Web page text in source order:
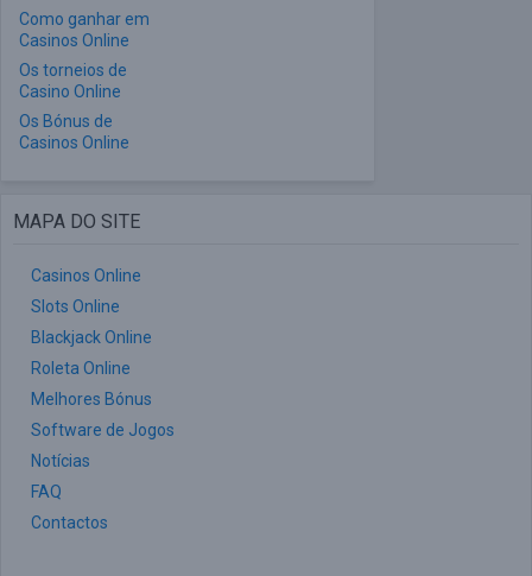
Como ganhar em
Casinos Online
Os torneios de
Casino Online
Os Bónus de
Casinos Online
MAPA DO SITE
Casinos Online
Slots Online
Blackjack Online
Roleta Online
Melhores Bónus
Software de Jogos
Notícias
FAQ
Contactos